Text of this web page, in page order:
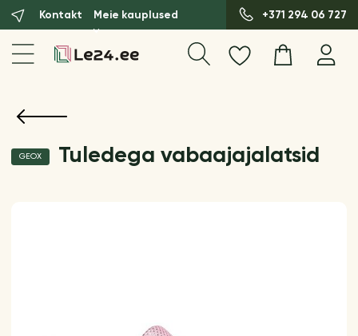
Kontakt Meie kauplused +371 294 06 727
GEOX Tuledega vabaajajalatsid